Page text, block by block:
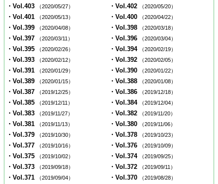
・Vol.403 （2020/05/27） ・Vol.402 （2020/05/20）
・Vol.401 （2020/05/13） ・Vol.400 （2020/04/22）
・Vol.399 （2020/04/08） ・Vol.398 （2020/03/18）
・Vol.397 （2020/03/11） ・Vol.396 （2020/03/04）
・Vol.395 （2020/02/26） ・Vol.394 （2020/02/19）
・Vol.393 （2020/02/12） ・Vol.392 （2020/02/05）
・Vol.391 （2020/01/29） ・Vol.390 （2020/01/22）
・Vol.389 （2020/01/15） ・Vol.388 （2020/01/08）
・Vol.387 （2019/12/25） ・Vol.386 （2019/12/18）
・Vol.385 （2019/12/11） ・Vol.384 （2019/12/04）
・Vol.383 （2019/11/27） ・Vol.382 （2019/11/20）
・Vol.381 （2019/11/13） ・Vol.380 （2019/11/06）
・Vol.379 （2019/10/30） ・Vol.378 （2019/10/23）
・Vol.377 （2019/10/16） ・Vol.376 （2019/10/09）
・Vol.375 （2019/10/02） ・Vol.374 （2019/09/25）
・Vol.373 （2019/09/18） ・Vol.372 （2019/09/11）
・Vol.371 （2019/09/04） ・Vol.370 （2019/08/28）